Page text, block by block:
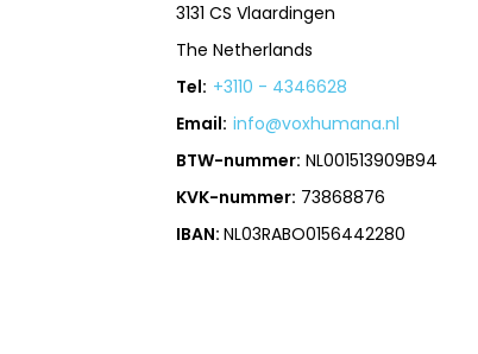
3131 CS Vlaardingen
The Netherlands
Tel: +3110 - 4346628
Email: info@voxhumana.nl
BTW-nummer: NL001513909B94
KVK-nummer: 73868876
IBAN:NL03RABO0156442280